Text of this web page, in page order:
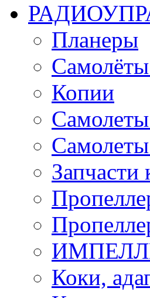
Планеры
Копии
Запчасти
Коки,